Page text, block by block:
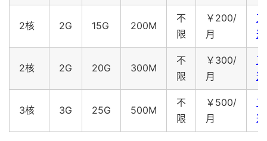
2核 2G 15G 200M
不
限
￥200/
月
直
达
2核 2G 20G 300M
不
限
￥300/
月
直
达
3核 3G 25G 500M
不
限
￥500/
月
直
达